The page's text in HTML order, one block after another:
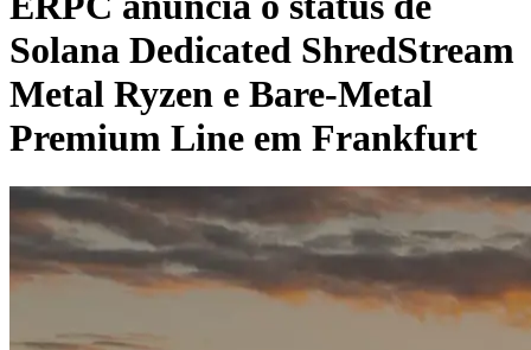
Solana Dedicated ShredStream
Metal Ryzen e Bare-Metal
Premium Line em Frankfurt